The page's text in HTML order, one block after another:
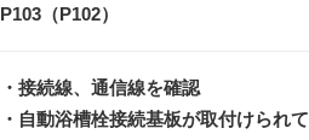
P103（P102）
・接続線、通信線を確認
・自動浴槽栓接続基板が取付けられ